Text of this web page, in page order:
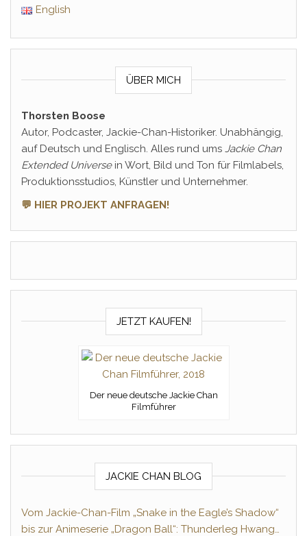
English
ÜBER MICH
Thorsten Boose
Autor, Podcaster, Jackie-Chan-Historiker. Unabhängig,
auf Deutsch und Englisch. Alles rund ums Jackie Chan
Extended Universein Wort, Bild und Ton für Filmlabels,
Produktionsstudios, Künstler und Unternehmer.
💬 HIER PROJEKT ANFRAGEN!
JETZT KAUFEN!
Der neue deutsche Jackie Chan
Filmführer
JACKIE CHAN BLOG
Vom Jackie-Chan-Film „Snake in the Eagle’s Shadow“
bis zur Animeserie „Dragon Ball“: Thunderleg Hwang